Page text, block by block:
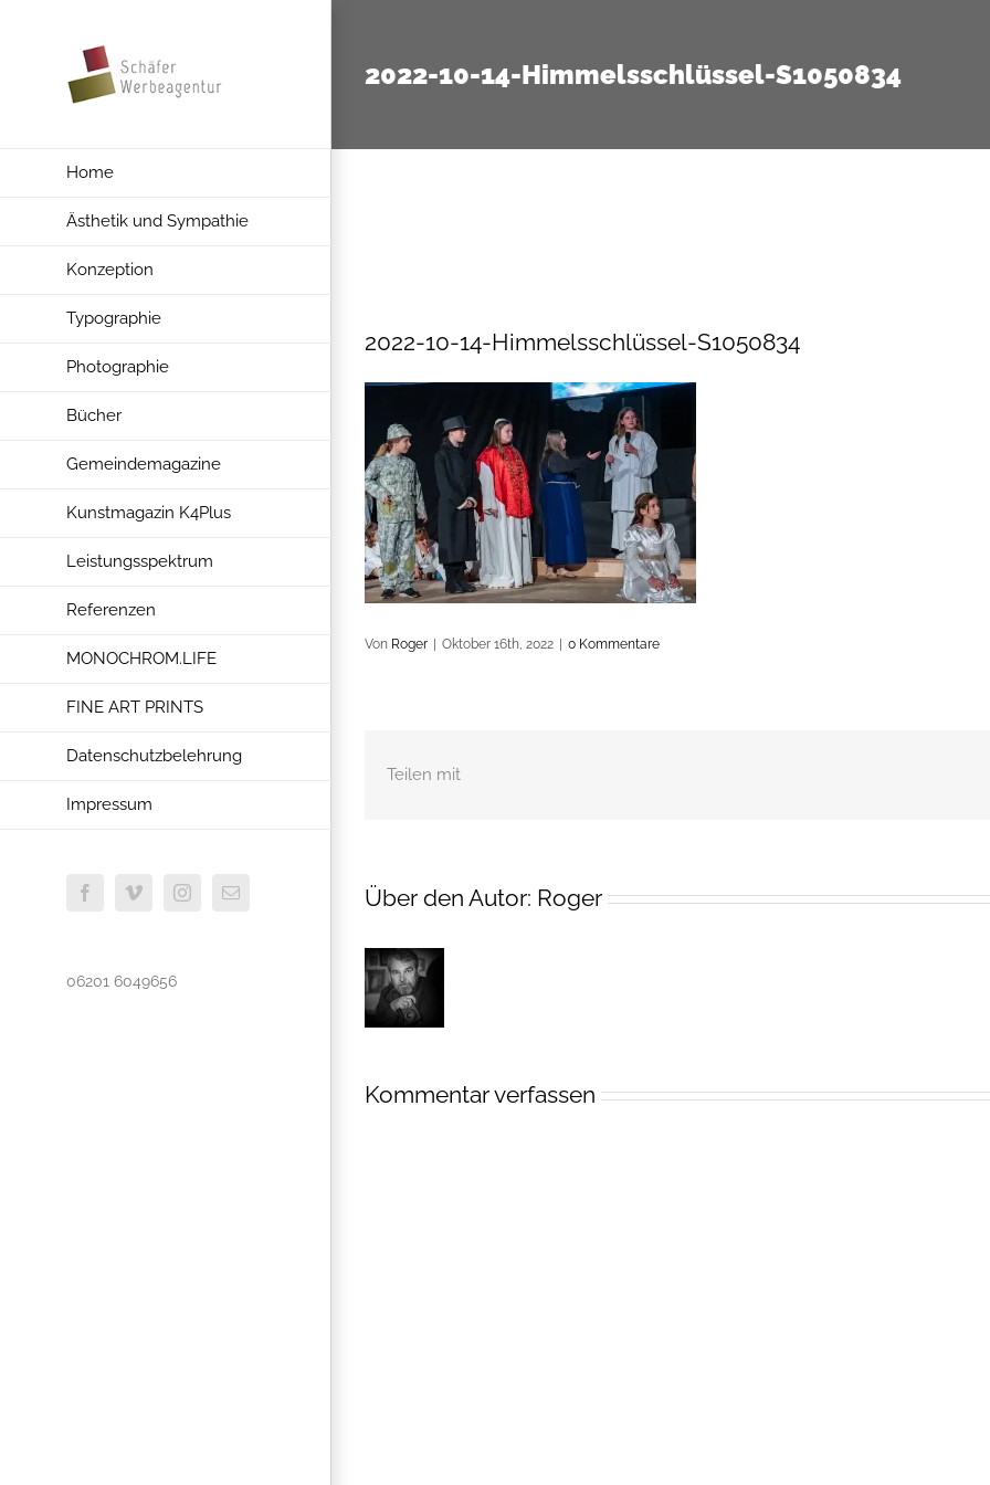
Home
Ästhetik und Sympathie
Konzeption
Typographie
Photographie
Bücher
Gemeindemagazine
Kunstmagazin K4Plus
Leistungsspektrum
Referenzen
MONOCHROM.LIFE
FINE ART PRINTS
Datenschutzbelehrung
Impressum
FacebookVimeoInstagram
E-
06201 6049656
2022-10-14-Himmelsschlüssel-S1050834
2022-10-14-Himmelsschlüssel-S1050834
Von Roger Oktober 16th, 2022 0 Kommentare
Teilen mit
Über den Autor: Roger
Kommentar verfassen